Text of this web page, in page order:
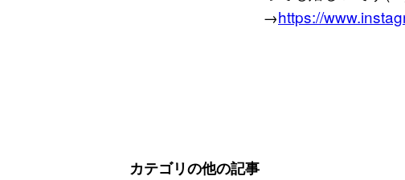
→https://
カテゴリの他の記事